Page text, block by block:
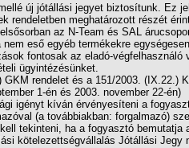
új jótállási jegyet biztosítunk. Ez
rendeletben meghatározott részét
az N-Team és SAL
eső egyéb termékekre
fontosak az eladó-végfelhasználó
ügyintézésünket.
GKM rendelet és a 151/2003. (IX.22.)
1-én és 2003. november 22-én)
igényt kíván érvényesíteni a
(a továbbiakban: forgalmazó)
tekinteni, ha a fogyasztó bemutatja
kötelezettségvállalás Jótállási Jegy